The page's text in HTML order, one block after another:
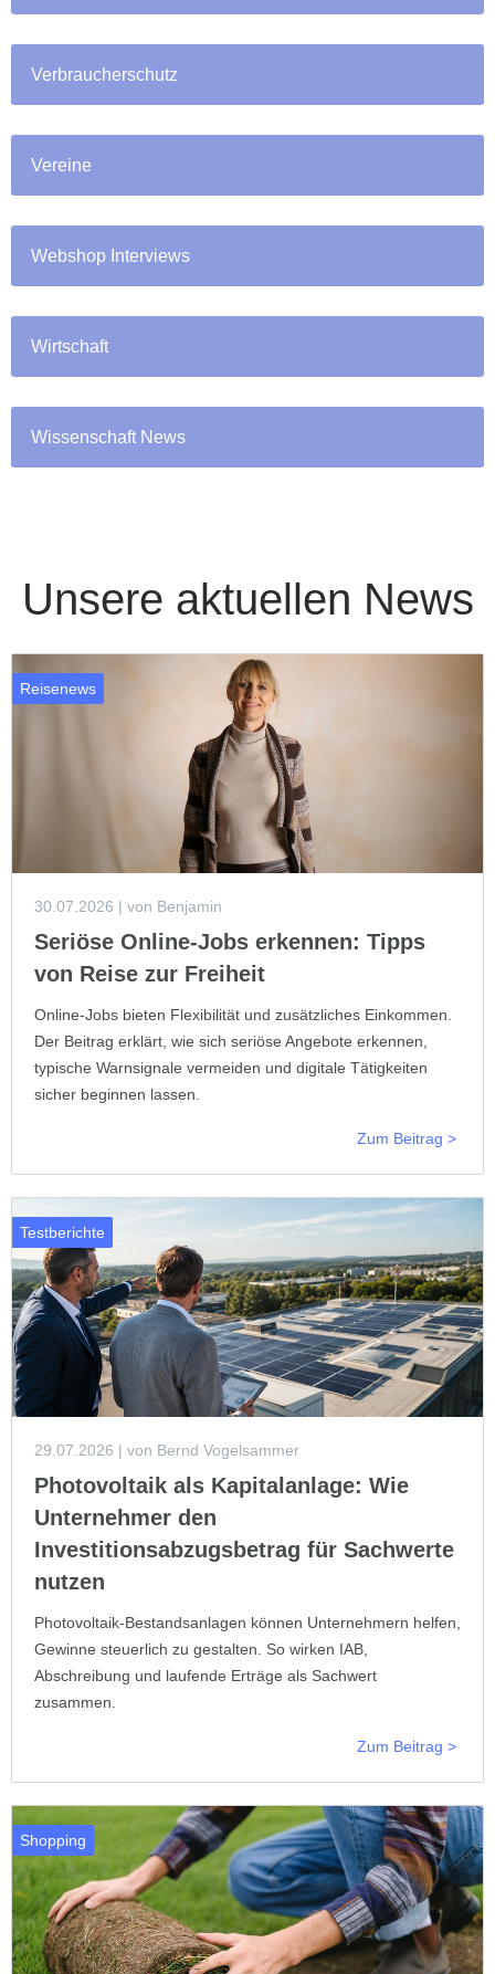
Verbraucherschutz
Vereine
Webshop Interviews
Wirtschaft
Wissenschaft News
Unsere aktuellen News
Reisenews
30.07.2026 | von Benjamin
Seriöse Online-Jobs erkennen: Tipps
von Reise zur Freiheit
Online-Jobs bieten Flexibilität und zusätzliches Einkommen.
Der Beitrag erklärt, wie sich seriöse Angebote erkennen,
typische Warnsignale vermeiden und digitale Tätigkeiten
sicher beginnen lassen.
Zum Beitrag >
Testberichte
29.07.2026 | von Bernd Vogelsammer
Photovoltaik als Kapitalanlage: Wie
Unternehmer den
Investitionsabzugsbetrag für Sachwerte
nutzen
Photovoltaik-Bestandsanlagen können Unternehmern helfen,
Gewinne steuerlich zu gestalten. So wirken IAB,
Abschreibung und laufende Erträge als Sachwert
zusammen.
Zum Beitrag >
Shopping